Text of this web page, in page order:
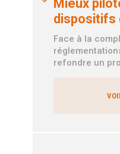
Mieux
dispositifs
Face à la
refondre un